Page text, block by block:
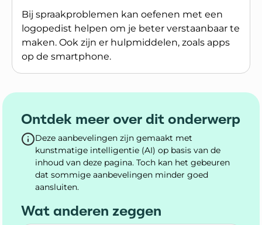
Bij spraakproblemen kan oefenen met een
logopedist helpen om je beter verstaanbaar te
maken. Ook zijn er hulpmiddelen, zoals apps
op de smartphone.
Lees meer over Jezelf duidelijk maken bij
Ontdek meer over dit onderwerp
Deze aanbevelingen zijn gemaakt met
kunstmatige intelligentie (AI) op basis van de
inhoud van deze pagina. Toch kan het gebeuren
dat sommige aanbevelingen minder goed
aansluiten.
Wat anderen zeggen